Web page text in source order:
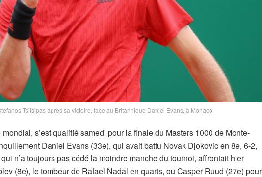
Tsitsipas après sa victoire, face au Britannique Daniel Evans, à Monaco
s’est qualifié samedi pour la finale du Masters 1000 de Monte-
Daniel Evans (33e), qui avait battu Novak Djokovic en 8e, 6-2,
n’a toujours pas cédé la moindre manche du tournoi, affrontait hier
(8e), le tombeur de Rafael Nadal en quarts, ou Casper Ruud (27e) pour